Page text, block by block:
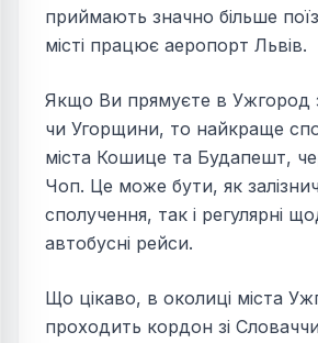
приймають значно більше
місті працює аеропорт Львів.
Якщо Ви прямуєте в Ужгород
чи Угорщини, то найкраще
міста Кошице та Будапешт,
Чоп. Це може бути, як
сполучення, так і регулярні
автобусні рейси.
Що цікаво, в околиці міста
проходить кордон зі